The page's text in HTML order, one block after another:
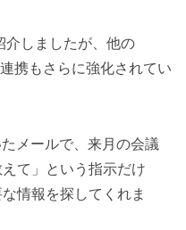
しましたが、他の
携もさらに強化されてい
メールで、来月の会議
て」という指示だけ
情報を探してくれま